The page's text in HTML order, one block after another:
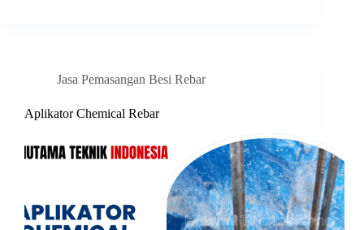
Jasa Pemasangan Besi Rebar
Aplikator Chemical Rebar